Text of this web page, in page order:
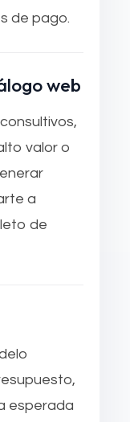
de pago.
web
valor o
a
de
esperada